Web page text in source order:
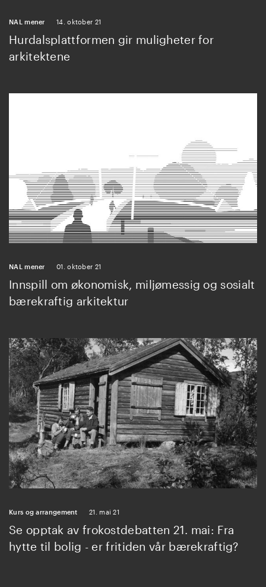
NAL mener 14. oktober 21
Hurdalsplattformen gir muligheter for
arkitektene
NAL mener 01. oktober 21
Innspill om økonomisk, miljømessig og sosialt
bærekraftig arkitektur
Kurs og arrangement 21. mai 21
Se opptak av frokostdebatten 21. mai: Fra
hytte til bolig - er fritiden vår bærekraftig?